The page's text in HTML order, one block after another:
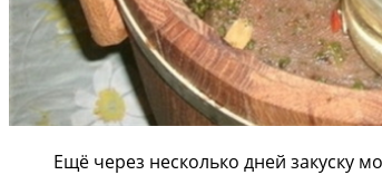
Ещё через несколько дней закуску